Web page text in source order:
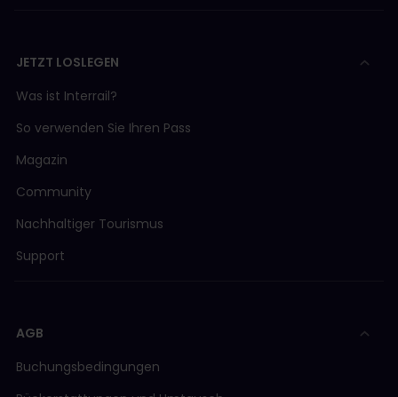
JETZT LOSLEGEN
Was ist Interrail?
So verwenden Sie Ihren Pass
Magazin
Community
Nachhaltiger Tourismus
Support
AGB
Buchungsbedingungen